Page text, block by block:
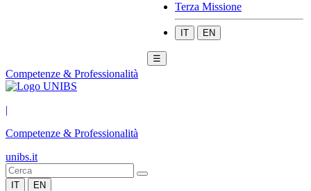
Terza Missione
IT EN
☰
Competenze & Professionalità
|
Competenze & Professionalità
unibs.it
IT EN